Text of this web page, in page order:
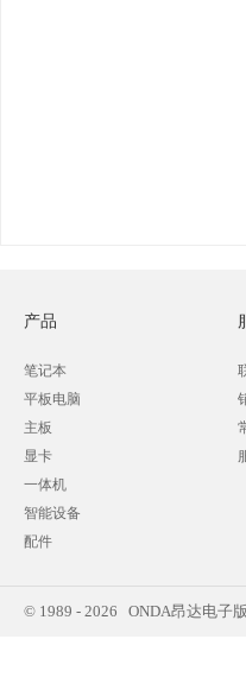
产品
笔记本
平板电脑
主板
显卡
一体机
智能设备
配件
© 1989 - 2026 ONDA昂达电